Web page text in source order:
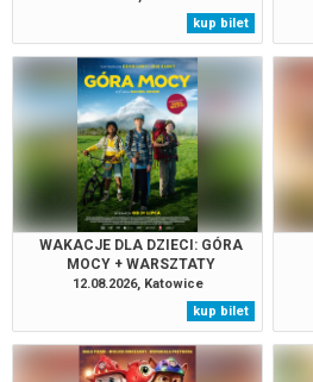
kup bilet
WAKACJE DLA DZIECI: GÓRA
MOCY + WARSZTATY
12.08.2026, Katowice
kup bilet